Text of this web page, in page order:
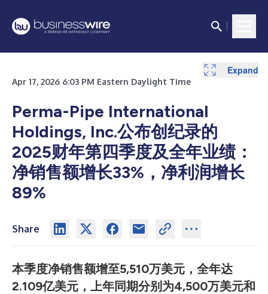
Apr 17, 2026 6:03 PM Eastern Daylight Time
Perma-Pipe International
Holdings, Inc.公布创纪录的
2025财年第四季度及全年业绩：
净销售额增长33%，净利润增长
89%
Share
本季度净销售额增至5,510万美元，全年达
2.109亿美元，上年同期分别为4,500万美元和
Expand
Expand
Expand